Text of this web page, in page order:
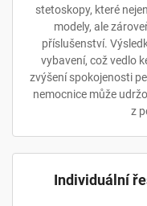
stetoskopy, které
modely, ale
příslušenství.
vybavení, což vedlo
zvýšení spokojenosti
nemocnice může
z
Individuální